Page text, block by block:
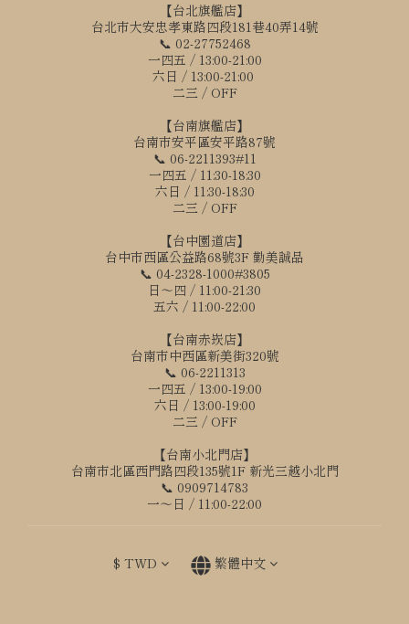
【台北旗艦店】
台北市大安忠孝東路四段181巷40弄14號
📞 02-27752468
一四五 / 13:00-21:00
六日 / 13:00-21:00
二三 / OFF
【台南旗艦店】
台南市安平區安平路87號
📞 06-2211393#11
一四五 / 11:30-18:30
六日 / 11:30-18:30
二三 / OFF
【台中園道店】
台中市西區公益路68號3F 勤美誠品
📞 04-2328-1000#3805
日～四 / 11:00-21:30
五六 / 11:00-22:00
【台南赤崁店】
台南市中西區新美街320號
📞 06-2211313
一四五 / 13:00-19:00
六日 / 13:00-19:00
二三 / OFF
【台南小北門店】
台南市北區西門路四段135號1F 新光三越小北門
📞 0909714783
一～日 / 11:00-22:00
$ TWD 繁體中文